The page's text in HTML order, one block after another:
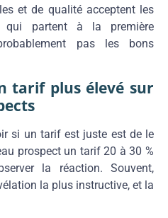
et de qualité acceptent les
qui partent à la première
pas les bons
tarif plus élevé sur
si un tarif est juste est de le
prospect un tarif 20 à 30 %
la réaction. Souvent,
la plus instructive, et la